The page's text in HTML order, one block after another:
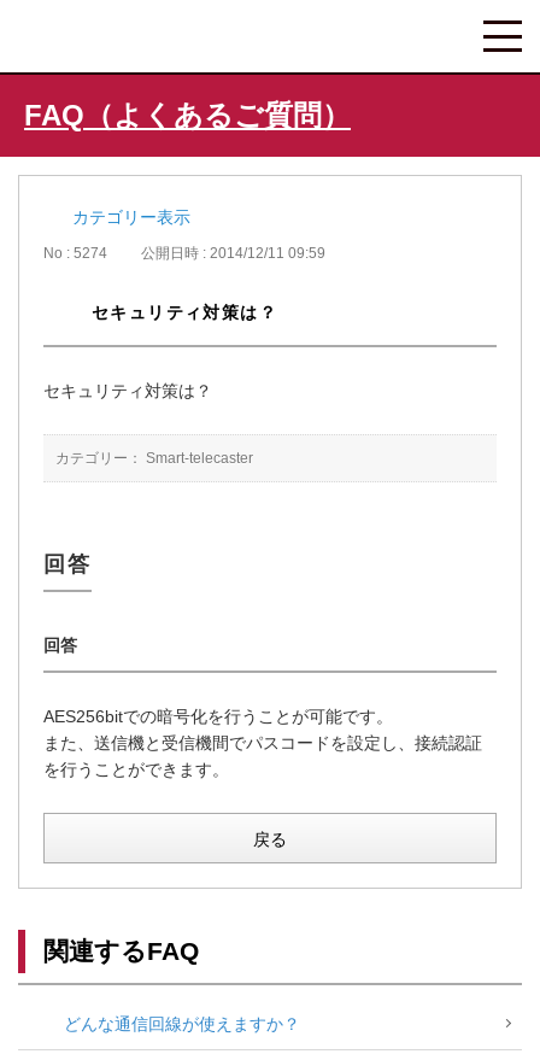
FAQ（よくあるご質問）
カテゴリー表示
No : 5274 公開日時 : 2014/12/11 09:59
セキュリティ対策は？
セキュリティ対策は？
カテゴリー： Smart-telecaster
AES256bitでの暗号化を行うことが可能です。
また、送信機と受信機間でパスコードを設定し、接続認証
を行うことができます。
戻る
関連するFAQ
どんな通信回線が使えますか？